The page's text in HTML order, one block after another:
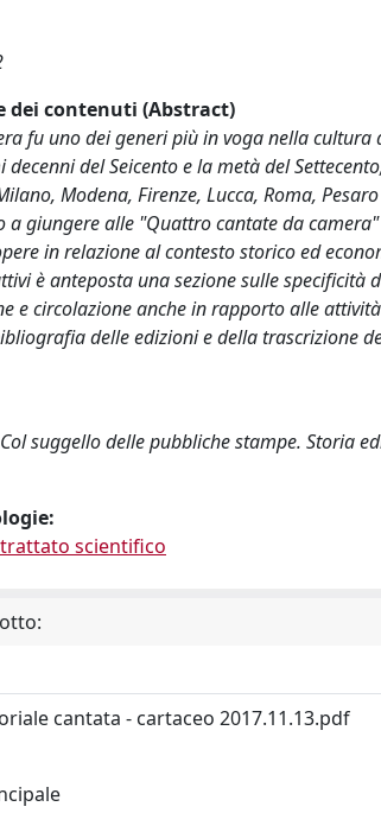
dei contenuti (Abstract)
fu uno dei generi più in voga nella
del Seicento e la metà del
Modena, Firenze, Lucca, Roma,
a giungere alle "Quattro cantate da
in relazione al contesto storico ed
è anteposta una sezione sulle
e circolazione anche in rapporto alle
delle edizioni e della trascrizione
suggello delle pubbliche stampe. Storia
scientifico
cantata - cartaceo 2017.11.13.pdf